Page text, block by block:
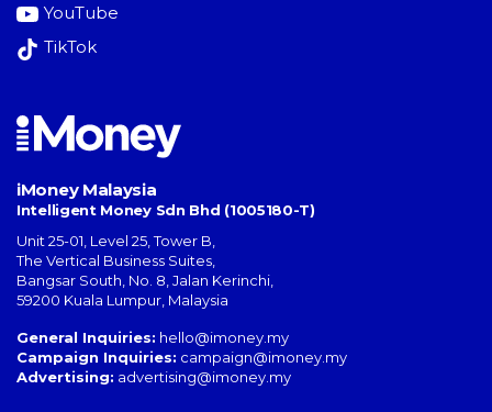
YouTube
TikTok
iMoney Malaysia
Intelligent Money Sdn Bhd (1005180-T)
Unit 25-01, Level 25, Tower B,
The Vertical Business Suites
Bangsar South No. 8, Jalan Kerinchi
59200 Kuala Lumpur Malaysia
General Inquiries: hello@imoney.my
Campaign Inquiries: campaign@imoney.my
Advertising: advertising@imoney.my